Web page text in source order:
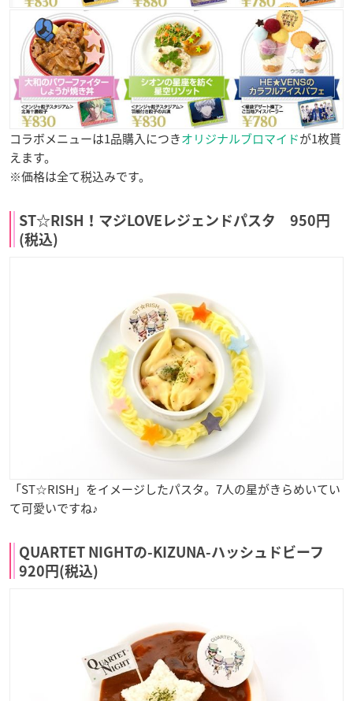
コラボメニューは1品購入につきオリジナルブロマイドが1枚貰
えます。
※価格は全て税込みです。
ST☆RISH！マジLOVEレジェンドパスタ 950円
(税込)
「ST☆RISH」をイメージしたパスタ。7人の星がきらめいてい
て可愛いですね♪
QUARTET NIGHTの-KIZUNA-ハッシュドビーフ
920円(税込)